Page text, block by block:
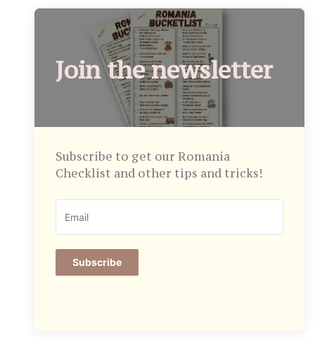
Join the newsletter
Subscribe to get our Romania
Checklist and other tips and tricks!
Subscribe